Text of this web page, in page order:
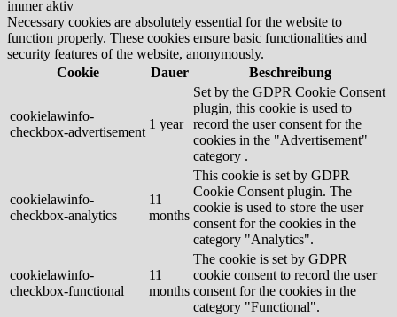
immer aktiv
Necessary cookies are absolutely essential for the website to
function properly. These cookies ensure basic functionalities and
security features of the website, anonymously.
Cookie
Dauer Beschreibung
cookielawinfo-
checkbox-advertisement
1 year
Set by the GDPR Cookie Consent
plugin, this cookie is used to
record the user consent for the
cookies in the "Advertisement"
category .
cookielawinfo-
checkbox-analytics
11
months
This cookie is set by GDPR
Cookie Consent plugin. The
cookie is used to store the user
consent for the cookies in the
category "Analytics".
cookielawinfo-
checkbox-functional
11
months
The cookie is set by GDPR
cookie consent to record the user
consent for the cookies in the
category "Functional".